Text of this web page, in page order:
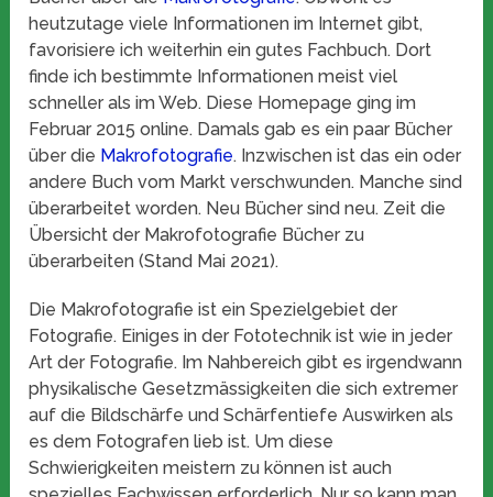
heutzutage viele Informationen im Internet gibt,
favorisiere ich weiterhin ein gutes Fachbuch. Dort
finde ich bestimmte Informationen meist viel
schneller als im Web. Diese Homepage ging im
Februar 2015 online. Damals gab es ein paar Bücher
über die Makrofotografie. Inzwischen ist das ein oder
andere Buch vom Markt verschwunden. Manche sind
überarbeitet worden. Neu Bücher sind neu. Zeit die
Übersicht der Makrofotografie Bücher zu
überarbeiten (Stand Mai 2021).
Die Makrofotografie ist ein Spezielgebiet der
Fotografie. Einiges in der Fototechnik ist wie in jeder
Art der Fotografie. Im Nahbereich gibt es irgendwann
physikalische Gesetzmässigkeiten die sich extremer
auf die Bildschärfe und Schärfentiefe Auswirken als
es dem Fotografen lieb ist. Um diese
Schwierigkeiten meistern zu können ist auch